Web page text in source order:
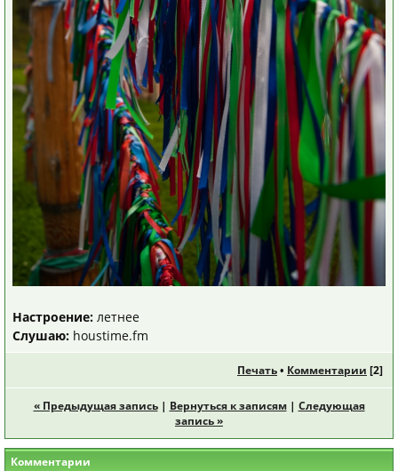
Настроение: летнее
Слушаю: houstime.fm
Печать• Комментарии [2]
« Предыдущая запись| Вернуться к записям| Следующая
запись »
Комментарии